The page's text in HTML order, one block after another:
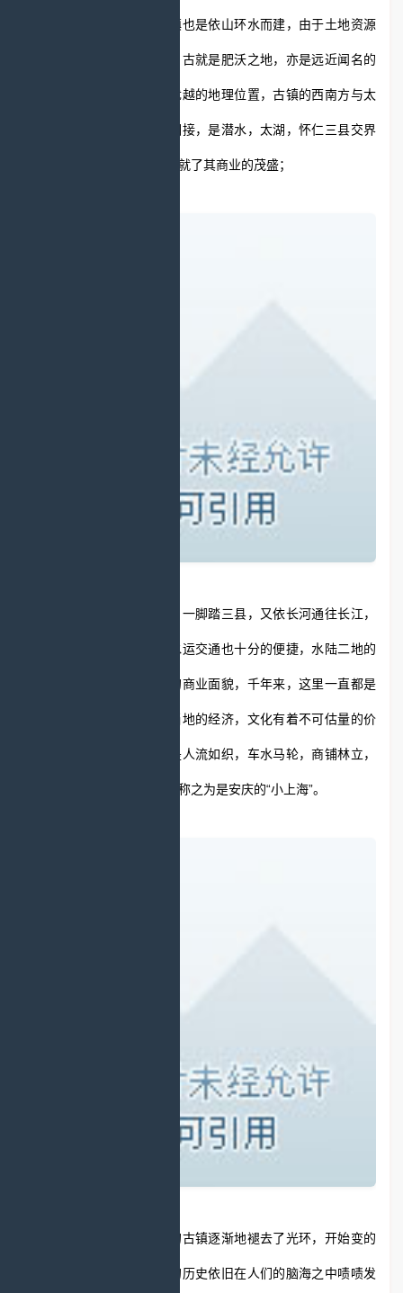
与诸多的古镇一样黄泥古镇也是依山环水而建，由于土地资源
丰富，水资源充足，这里自古就是肥沃之地，亦是远近闻名的
余米之乡；黄泥还占据着优越的地理位置，古镇的西南方与太
湖县相临，东南方与怀仁相接，是潜水，太湖，怀仁三县交界
重镇，地理位置的优势也造就了其商业的茂盛；
黄泥素以商贸而闻名于世，一脚踏三县，又依长河通往长江，
黄泥不仅陆地交通便利，水运交通也十分的便捷，水陆二地的
便利造就了古镇辉煌繁荣的商业面貌，千年来，这里一直都是
当地经济贸易中心，对于当地的经济，文化有着不可估量的价
值；昔日的古镇之内可谓是人流如织，车水马轮，商铺林立，
一派繁荣之象，故人们常常称之为是安庆的“小上海”。
岁月流逝人事扭转，如今的古镇逐渐地褪去了光环，开始变的
斑驳不堪，但是古镇辉煌的历史依旧在人们的脑海之中啧啧发